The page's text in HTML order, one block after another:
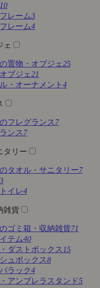
10
レーム3
レーム4
ェ
置物・オブジェ25
ブジェ21
・オーナメント 4
フレグランス 7
ンス 7
タリー
タオル・サニタリー7
3
イレ4
雑貨
ゴミ箱・収納雑貨71
テム40
ダストボックス 15
ュボックス8
ラック4
アンブレラスタンド5